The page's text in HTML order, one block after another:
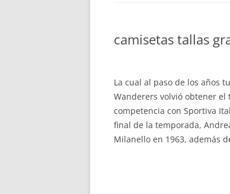
camisetas tallas
La cual al paso de los años
Wanderers volvió obtener
competencia con Sportiva
final de la temporada,
Milanello en 1963, además